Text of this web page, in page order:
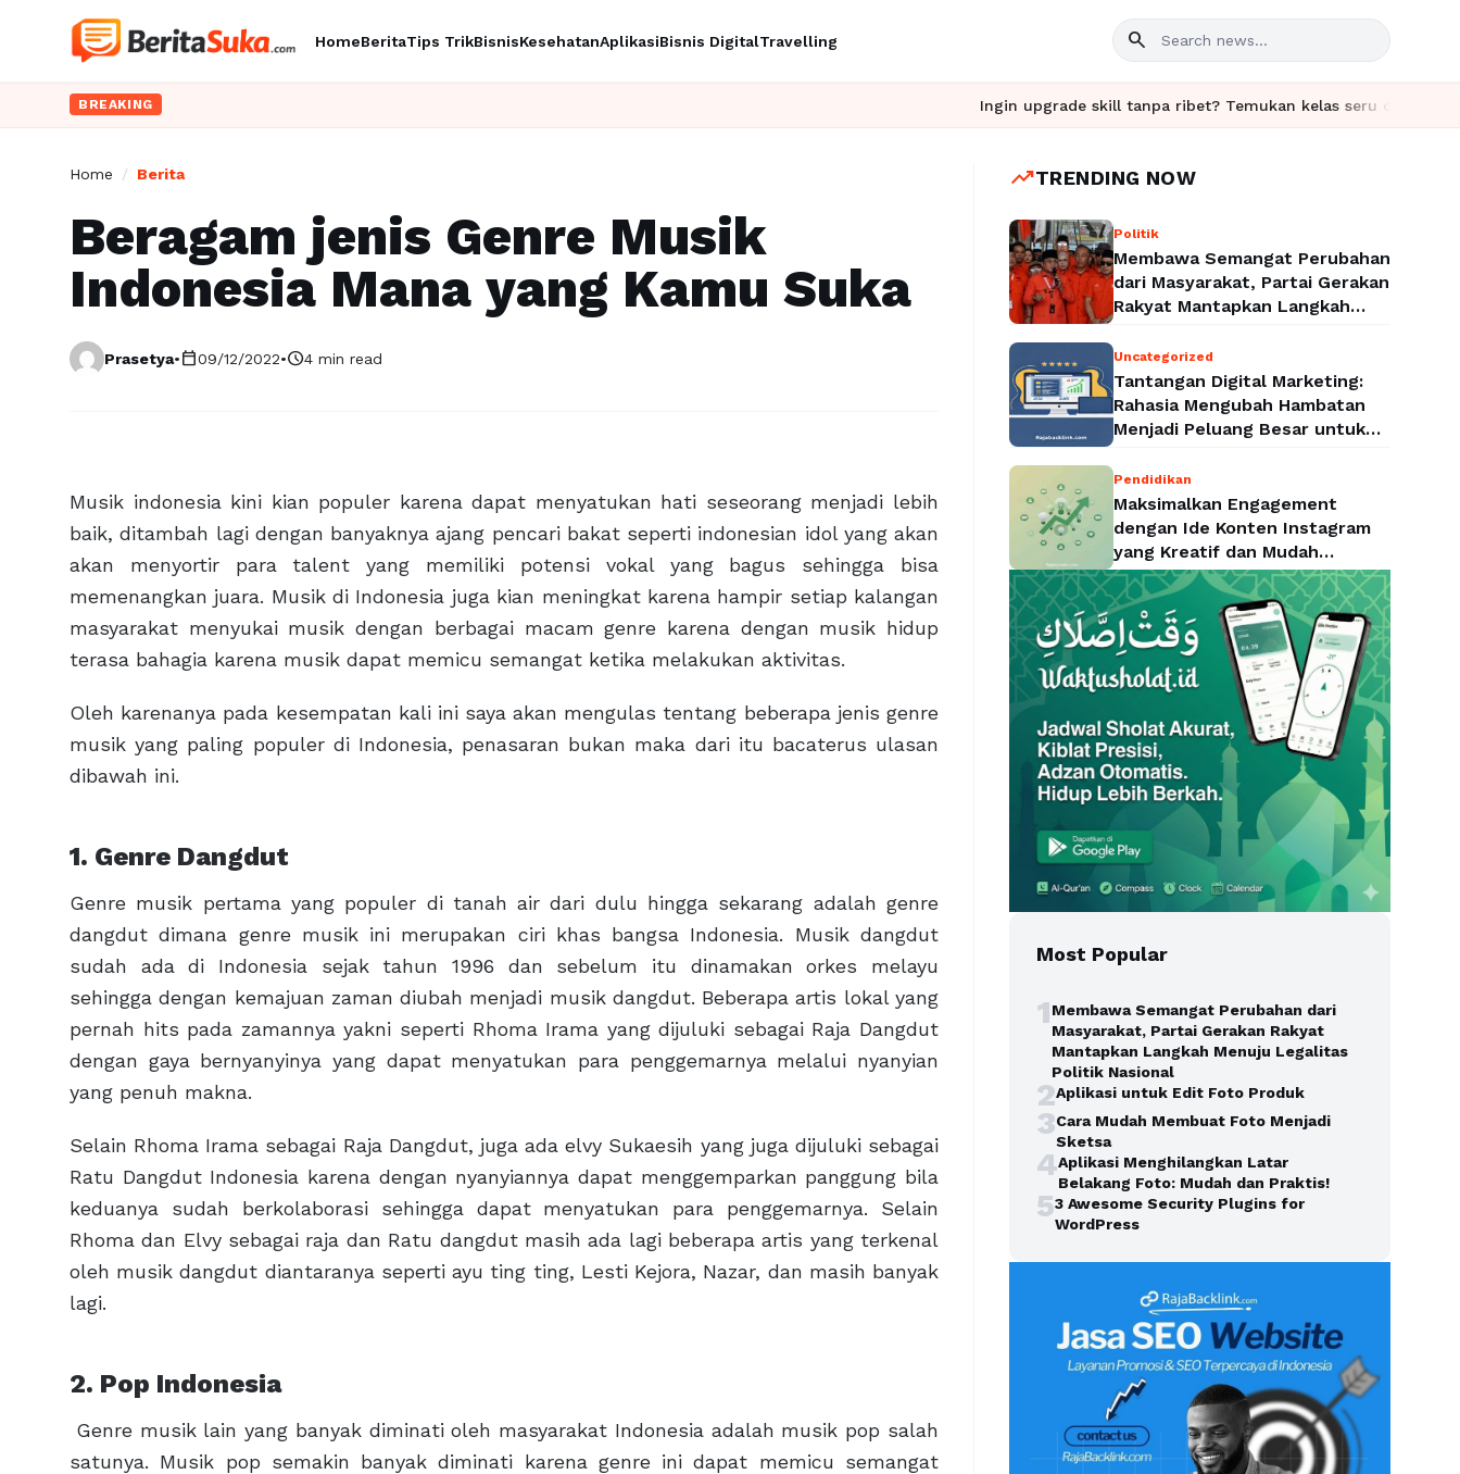
HomeBeritaTips TrikBisnisKesehatanAplikasiBisnis DigitalTravelling search
BREAKING Ingin upgrade skill tanpa ribet? Temukan kelas seru dan materi
Home / Berita
Beragam jenis Genre Musik
Indonesia Mana yang Kamu Suka
Prasetya•calendar_today09/12/2022•schedule4 min read
Musik indonesia kini kian populer karena dapat menyatukan hati seseorang menjadi lebih
baik, ditambah lagi dengan banyaknya ajang pencari bakat seperti indonesian idol yang akan
akan menyortir para talent yang memiliki potensi vokal yang bagus sehingga bisa
memenangkan juara. Musik di Indonesia juga kian meningkat karena hampir setiap kalangan
masyarakat menyukai musik dengan berbagai macam genre karena dengan musik hidup
terasa bahagia karena musik dapat memicu semangat ketika melakukan aktivitas.
Oleh karenanya pada kesempatan kali ini saya akan mengulas tentang beberapa jenis genre
musik yang paling populer di Indonesia, penasaran bukan maka dari itu bacaterus ulasan
dibawah ini.
1. Genre Dangdut
Genre musik pertama yang populer di tanah air dari dulu hingga sekarang adalah genre
dangdut dimana genre musik ini merupakan ciri khas bangsa Indonesia. Musik dangdut
sudah ada di Indonesia sejak tahun 1996 dan sebelum itu dinamakan orkes melayu
sehingga dengan kemajuan zaman diubah menjadi musik dangdut. Beberapa artis lokal yang
pernah hits pada zamannya yakni seperti Rhoma Irama yang dijuluki sebagai Raja Dangdut
dengan gaya bernyanyinya yang dapat menyatukan para penggemarnya melalui nyanyian
yang penuh makna.
Selain Rhoma Irama sebagai Raja Dangdut, juga ada elvy Sukaesih yang juga dijuluki sebagai
Ratu Dangdut Indonesia karena dengan nyanyiannya dapat menggemparkan panggung bila
keduanya sudah berkolaborasi sehingga dapat menyatukan para penggemarnya. Selain
Rhoma dan Elvy sebagai raja dan Ratu dangdut masih ada lagi beberapa artis yang terkenal
oleh musik dangdut diantaranya seperti ayu ting ting, Lesti Kejora, Nazar, dan masih banyak
lagi.
2. Pop Indonesia
Genre musik lain yang banyak diminati oleh masyarakat Indonesia adalah musik pop salah
satunya. Musik pop semakin banyak diminati karena genre ini dapat memicu semangat
trending_upTRENDING NOW
Politik
Membawa Semangat Perubahan
dari Masyarakat, Partai Gerakan
Rakyat Mantapkan Langkah
Nasional
Uncategorized
Tantangan Digital Marketing:
Rahasia Mengubah Hambatan
Menjadi Peluang Besar untuk
Pendidikan
Maksimalkan Engagement
dengan Ide Konten Instagram
yang Kreatif dan Mudah
Diterapkan
Most Popular
1Membawa Semangat Perubahan dari
Masyarakat, Partai Gerakan Rakyat
Mantapkan Langkah Menuju Legalitas
Politik Nasional
2Aplikasi untuk Edit Foto Produk
3Cara Mudah Membuat Foto Menjadi
Sketsa
4Aplikasi Menghilangkan Latar
Belakang Foto: Mudah dan Praktis!
53 Awesome Security Plugins for
WordPress